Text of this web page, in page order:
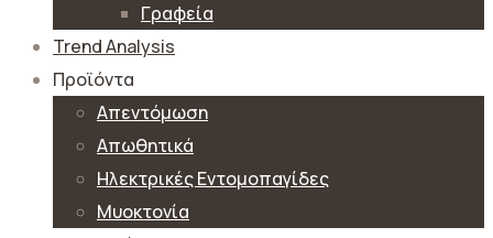
Γραφεία
Trend Analysis
Προϊόντα
Απεντόμωση
Απωθητικά
Ηλεκτρικές Εντομοπαγίδες
Μυοκτονία